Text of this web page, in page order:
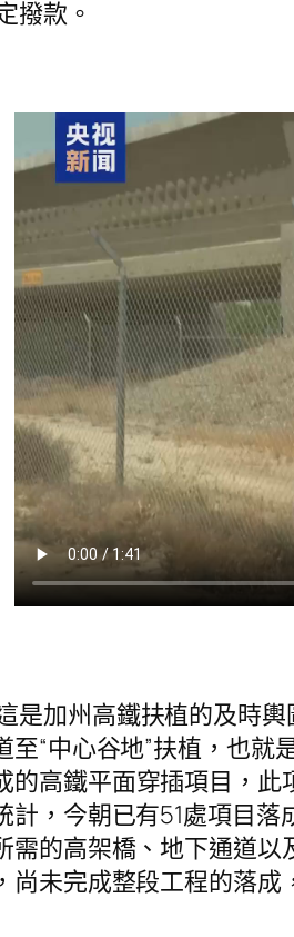
撥款。
是加州高鐵扶植的及時
至“中心谷地”扶植，也
的高鐵平面穿插項目，
計，今朝已有51處項目
需的高架橋、地下通道
尚未完成整段工程的落成